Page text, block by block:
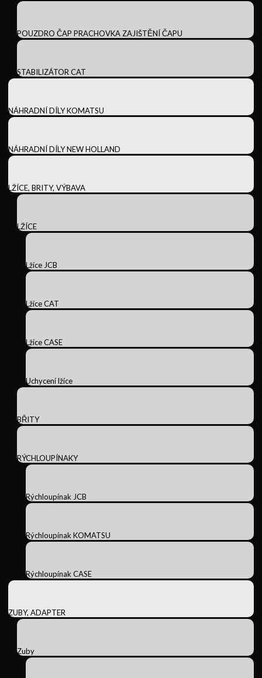
POUZDRO ČAP PRACHOVKA ZAJIŠTĚNÍ ČAPU
STABILIZÁTOR CAT
NÁHRADNÍ DÍLY KOMATSU
NÁHRADNÍ DÍLY NEW HOLLAND
LŽÍCE, BRITY, VÝBAVA
LŽÍCE
Lžíce JCB
Lžíce CAT
Lžíce CASE
Uchycení lžíce
BŘITY
RÝCHLOUPÍNAKY
Rýchloupínak JCB
Rýchloupínak KOMATSU
Rýchloupínak CASE
ZUBY, ADAPTER
Zuby